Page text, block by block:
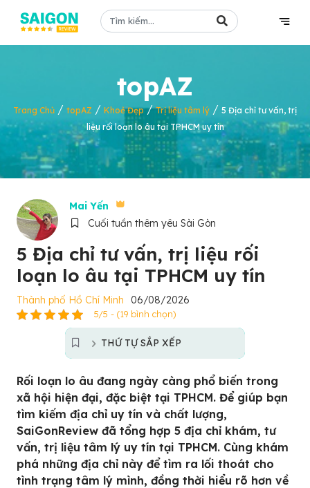
topAZ
Trang Chủ / topAZ / Khoẻ Đẹp/Trị liệu tâm lý / 5 Địa chỉ tư vấn, trị
liệu rối loạn lo âu tại TPHCM uy tín
Mai Yến
Cuối tuần thêm yêu Sài Gòn
5 Địa chỉ tư vấn, trị liệu rối
loạn lo âu tại TPHCM uy tín
Thành phố Hồ Chí Minh 06/08/2026
5/5 - (19 bình chọn)
THỨ TỰ SẮP XẾP
Rối loạn lo âu đang ngày càng phổ biến trong
xã hội hiện đại, đặc biệt tại TPHCM. Để giúp bạn
tìm kiếm địa chỉ uy tín và chất lượng,
SaiGonReview đã tổng hợp 5 địa chỉ khám, tư
vấn, trị liệu tâm lý uy tín tại TPHCM. Cùng khám
phá những địa chỉ này để tìm ra lối thoát cho
tình trạng tâm lý mình, đồng thời hiểu rõ hơn về